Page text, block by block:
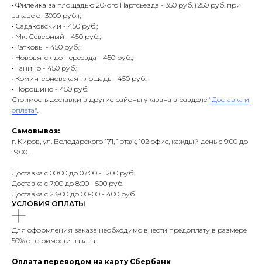
• Филейка за площадью 20-ого Партсьезда - 350 руб. (250 руб. при
заказе от 3000 руб.);
• Садаковский - 450 руб.;
• Мк. Северный - 450 руб.;
• Катковы - 450 руб.;
• Нововятск до переезда - 450 руб.;
• Ганино - 450 руб.;
• Коминтерновская площадь - 450 руб.;
• Порошино - 450 руб.
Стоимость доставки в другие районы указана в разделе "Доставка и
оплата".
Самовывоз:
г. Киров, ул. Володарского 171, 1 этаж, 102 офис, каждый день с 9:00 до
19:00.
Доставка с 00:00 до 07:00 - 1200 руб.
Доставка с 7:00 до 8:00 - 500 руб.
Доставка с 23-00 до 00-00 - 400 руб.
УСЛОВИЯ ОПЛАТЫ
Для оформления заказа необходимо внести предоплату в размере
50% от стоимости заказа.
Оплата переводом на карту Сбербанк